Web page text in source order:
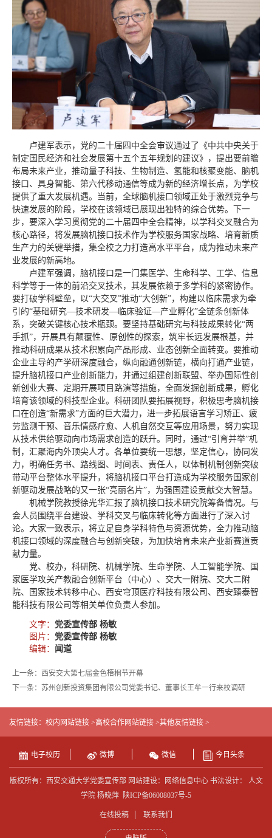
卢建军表示，党的二十届四中全会审议通过了《中共中央关于
制定国民经济和社会发展第十五个五年规划的建议》，提出要前瞻
布局未来产业，推动量子科技、生物制造、氢能和核聚变能、脑机
接口、具身智能、第六代移动通信等成为新的经济增长点，为学校
提供了重大发展机遇。当前，全球脑机接口领域正处于激烈竞争与
快速发展的阶段，学校在该领域已展现出独特的综合优势。下一
步，要深入学习贯彻党的二十届四中全会精神，以学科交叉融合为
核心路径，将发展脑机接口技术作为学校服务国家战略、培育新质
生产力的关键举措，集全校之力打造高水平平台，成为推动未来产
业发展的新高地。
卢建军强调，脑机接口是一门集医学、生命科学、工学、信息
科学等于一体的前沿交叉技术，其发展依赖于多学科的紧密协作。
要打破学科壁垒，以“大交叉”推动“大创新”，构建以临床需求为牵
引的“基础研究—技术研发—临床验证—产业孵化”全链条创新体
系，突破关键核心技术瓶颈。要坚持基础研究与科技成果转化“两
手抓”，开展具有颠覆性、原创性的探索，筑牢长远发展根基，并
推动科研成果从技术积累向产品形成、业态创新全面转变。要推动
企业主导的产学研深度融合，纵向融通创新链，横向打通产业链，
提升脑机接口产业创新能力，并通过组建创新联盟、举办国际性创
新创业大赛、定期开展项目路演等措施，全面发掘创新成果，孵化
培育该领域的科技型企业。科研团队要拓展视野，积极思考脑机接
口在创造“新需求”方面的巨大潜力，进一步拓展语言学习矫正、疲
劳监测干预、音乐情感疗愈、人机自然交互等应用场景，努力实现
从技术供给驱动向市场需求创造的跃升。同时，通过“引育并举”机
制，汇聚海内外顶尖人才。各单位要统一思想，坚定信心，协同发
力，明确任务书、路线图、时间表、责任人，以体制机制创新突破
带动平台整体水平提升，将脑机接口平台打造成为学校服务国家创
新驱动发展战略的又一张“亮丽名片”，为强国建设贡献交大智慧。
机械学院教授徐光华汇报了脑机接口技术研究院筹备情况。与
会人员围绕平台建设、学科交叉与临床转化等方面进行了深入讨
论。大家一致表示，将立足自身学科特色与资源优势，全力推动脑
机接口领域的深度融合与创新突破，为加快培育未来产业新赛道贡
献力量。
党、校办，科研院、机械学院、生命学院、人工智能学院、国
家医学攻关产教融合创新平台（中心）、交大一附院、交大二附
院、国家技术转移中心、西安穹顶医疗科技有限公司、西安臻泰智
能科技有限公司等相关单位负责人参加。
文字： 党委宣传部 杨敏
图片： 党委宣传部 杨敏
编辑： 闻道
上一条：西安交大第七届金色梧桐节开幕
下一条：苏州创新投资集团有限公司党委书记、董事长王牟一行来校调研
友情链接： 校内网站链接 >高校合作网站链接 >其他友情链接 >
电子校历 微博 微信 今日头条
版权所有：西安交通大学党委宣传部 网站建设：网络信息中心 书法设计： 人文
学院 杨晓萍 陕ICP备06008037号-5
在线投稿 联系我们